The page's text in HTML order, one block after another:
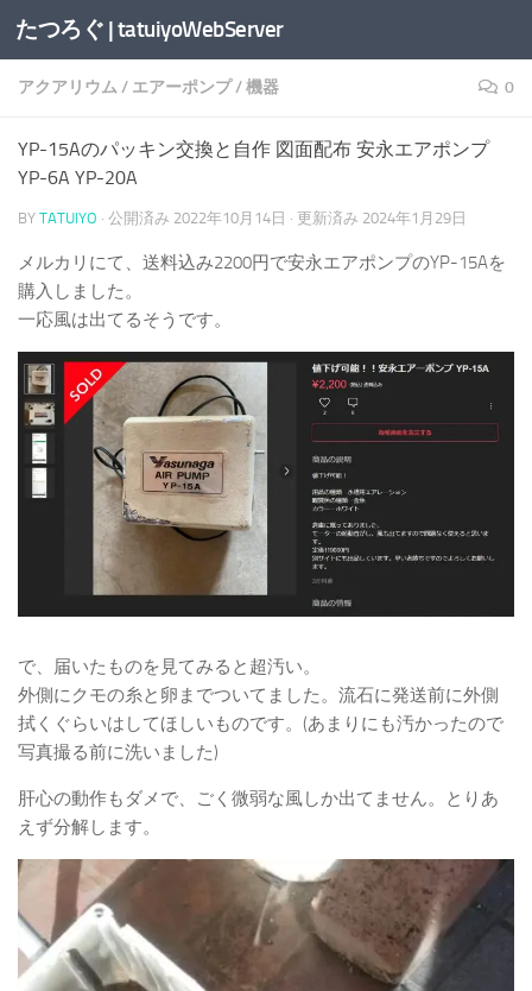
コンテンツへスキップ
たつろぐ | tatuiyoWebServer
アクアリウム/ エアーポンプ/機器 0
YP-15Aのパッキン交換と自作 図面配布 安永エアポンプ
YP-6A YP-20A
BY TATUIYO · 公開済み 2022年10月14日 · 更新済み 2024年1月29日
メルカリにて、送料込み2200円で安永エアポンプのYP-15Aを
購入しました。
一応風は出てるそうです。
で、届いたものを見てみると超汚い。
外側にクモの糸と卵までついてました。流石に発送前に外側
拭くぐらいはしてほしいものです。(あまりにも汚かったので
写真撮る前に洗いました)
肝心の動作もダメで、ごく微弱な風しか出てません。とりあ
えず分解します。